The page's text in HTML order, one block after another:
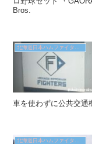
Bros.
北海道日本ハムファイターズ
車を使わずに公共交通